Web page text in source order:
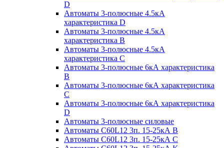
D
Автоматы 3-полюсные 4.5кА
характеристика D
Автоматы 3-полюсные 4.5кА
характеристика В
Автоматы 3-полюсные 4.5кА
характеристика С
Автоматы 3-полюсные 6кА характеристика
B
Автоматы 3-полюсные 6кА характеристика
C
Автоматы 3-полюсные 6кА характеристика
D
Автоматы 3-полюсные силовые
Автоматы C60L12 3п. 15-25кА B
Автоматы C60L12 3п. 15-25кА C